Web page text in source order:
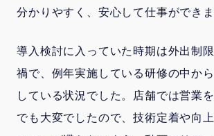
分かりやすく、安心して仕事ができま
導入検討に入っていた時期は外出制
禍で、例年実施している研修の中か
している状況でした。店舗では営業
でも大変でしたので、技術定着や向